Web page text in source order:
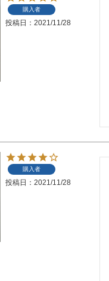
購入者
投稿日 2021/11/28
購入者
投稿日 2021/11/28